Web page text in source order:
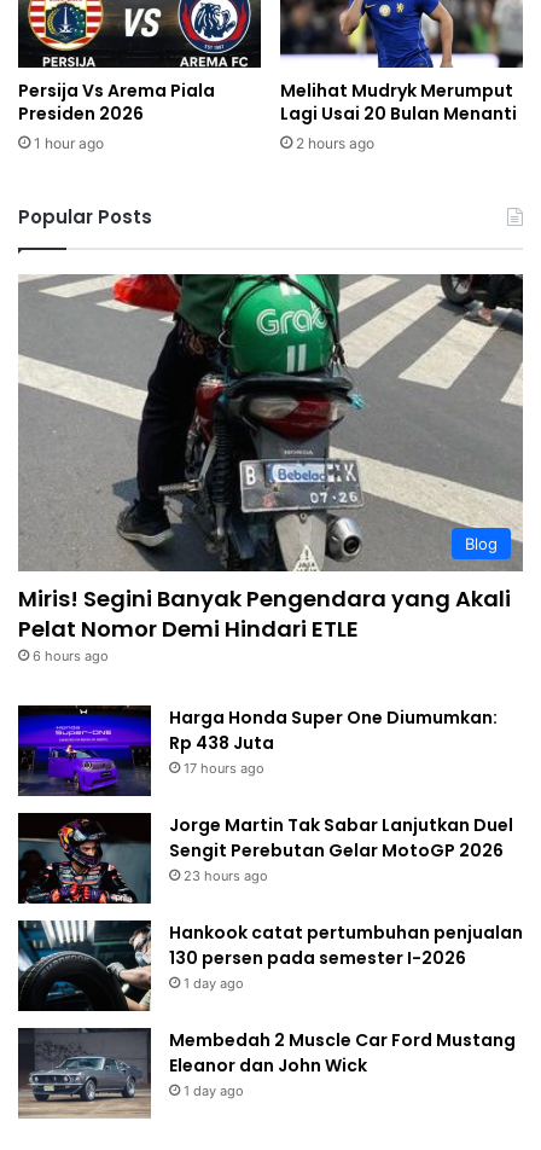
Persija Vs Arema Piala
Presiden 2026
1 hour ago
Melihat Mudryk Merumput
Lagi Usai 20 Bulan Menanti
2 hours ago
Popular Posts
Blog
Miris! Segini Banyak Pengendara yang Akali
Pelat Nomor Demi Hindari ETLE
6 hours ago
Harga Honda Super One Diumumkan:
Rp 438 Juta
17 hours ago
Jorge Martin Tak Sabar Lanjutkan Duel
Sengit Perebutan Gelar MotoGP 2026
23 hours ago
Hankook catat pertumbuhan penjualan
130 persen pada semester I-2026
1 day ago
Membedah 2 Muscle Car Ford Mustang
Eleanor dan John Wick
1 day ago